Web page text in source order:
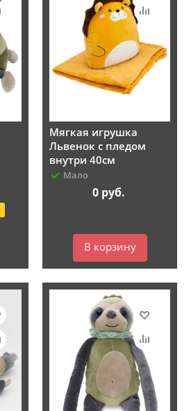
Мягкая игрушка
Львенок с пледом
внутри 40см
Мало
0руб.
В корзину